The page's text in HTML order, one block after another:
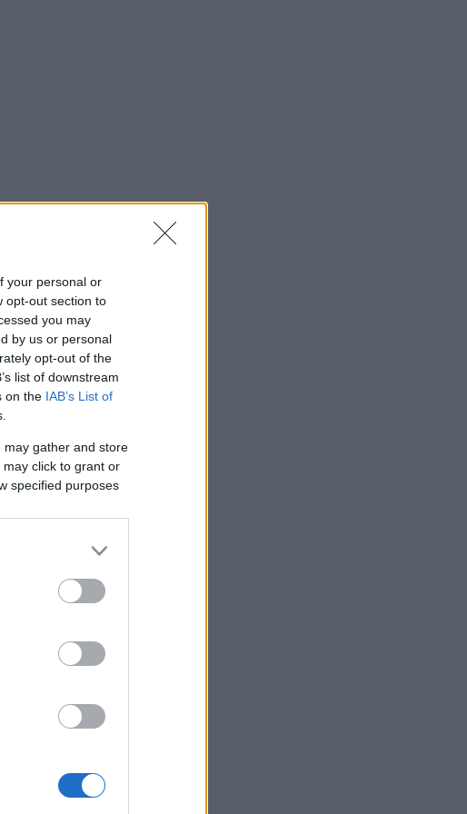
your personal or
opt-out section to
you may
by us or personal
opt-out of the
list of downstream
on the IAB’s List of
may gather and store
click to grant or
specified purposes